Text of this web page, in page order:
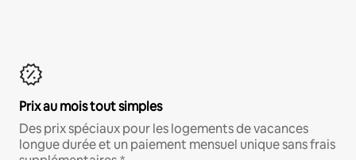
Prix au mois tout simples
Des prix spéciaux pour les logements de vacances
longue durée et un paiement mensuel unique sans frais